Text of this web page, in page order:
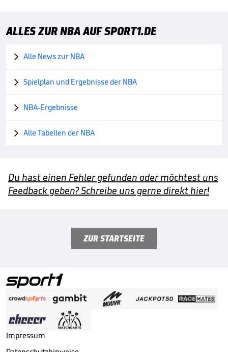
ALLES ZUR NBA AUF SPORT1.DE
 Alle News zur NBA
 Spielplan und Ergebnisse der NBA
 NBA-Ergebnisse
 Alle Tabellen der NBA
Du hast einen Fehler gefunden oder möchtest uns
Feedback geben? Schreibe uns gerne direkt hier!
ZUR STARTSEITE
Impressum